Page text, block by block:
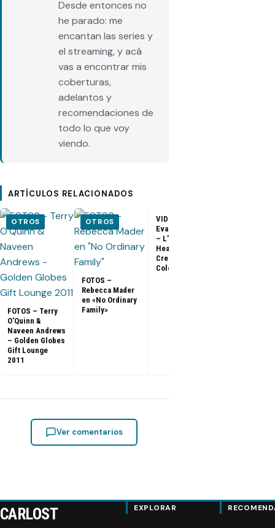
Desde entonces no
he parado: me
encantan las series y
el streaming, y acá
vas a encontrar mis
coberturas,
adelantos y
recomendaciones de
todo lo que voy
viendo.
ARTÍCULOS RELACIONADOS
OTROS
FOTOS – Terry
O’Quinn &
Naveen Andrews
– Golden Globes
Gift Lounge
2011
OTROS
FOTOS –
Rebecca Mader
en «No Ordinary
Family»
VIDEO –
Evangeline Lilly
– L’Oreal
Healthy Look
Creme Gloss
Color [HD]
Ver comentarios
CARLOST EXPLORAR